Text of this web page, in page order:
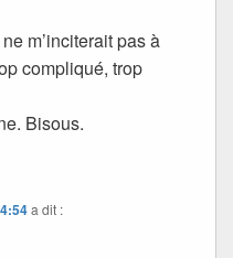
m’inciterait pas à
compliqué, trop
Bisous.
a dit :